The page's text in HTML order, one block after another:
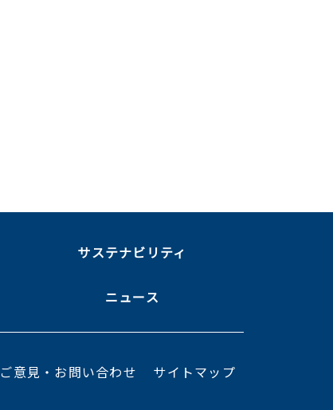
サステナビリティ
ニュース
ご意見・お問い合わせ サイトマップ